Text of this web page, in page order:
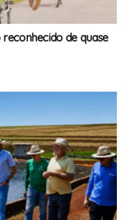
reconhecido de quase